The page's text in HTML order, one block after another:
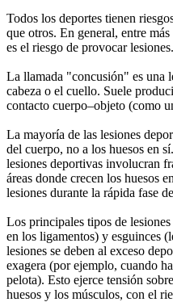
Todos los deportes tienen
que otros. En general, entre
es el riesgo de provocar lesiones.
La llamada "concusión" es una
cabeza o el cuello. Suele
contacto cuerpo–objeto (como
La mayoría de las lesiones
del cuerpo, no a los huesos en
lesiones deportivas involucran
áreas donde crecen los huesos
lesiones durante la rápida fase
Los principales tipos de
en los ligamentos) y esguinces
lesiones se deben al exceso
exagera (por ejemplo, cuando
pelota). Esto ejerce tensión
huesos y los músculos, con el